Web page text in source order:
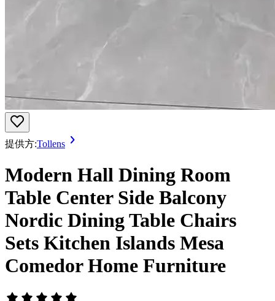
提供方:Tollens
Modern Hall Dining Room
Table Center Side Balcony
Nordic Dining Table Chairs
Sets Kitchen Islands Mesa
Comedor Home Furniture